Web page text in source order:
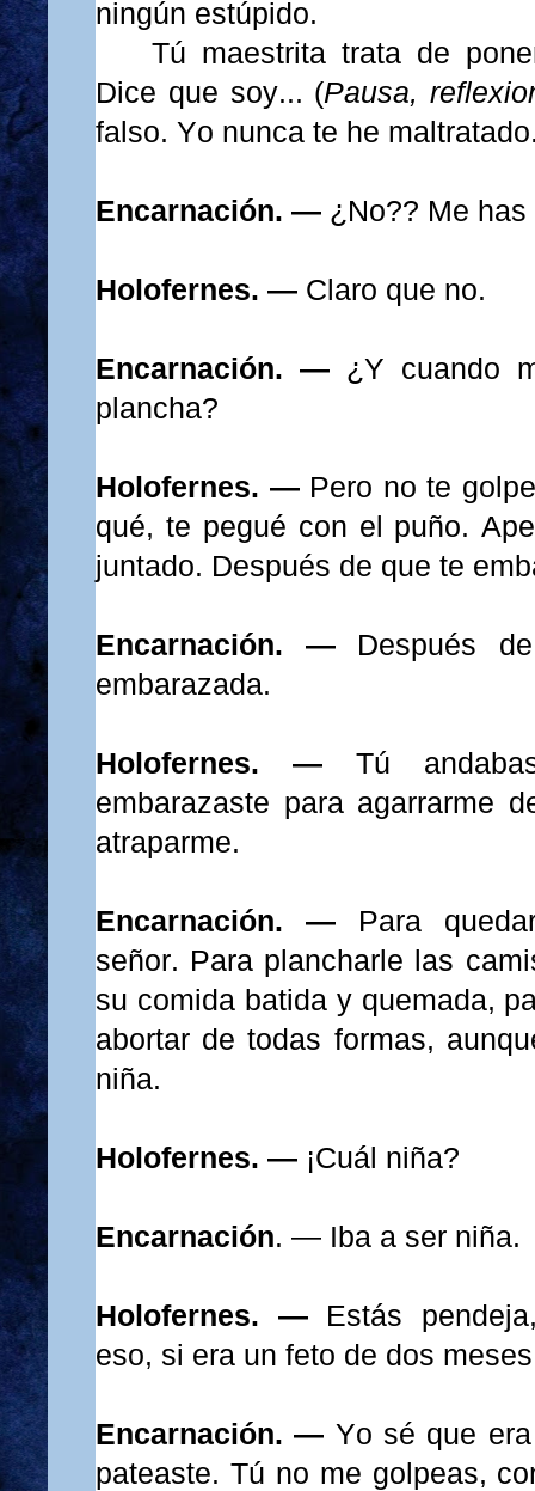
ningún estúpido.
Tú maestrita trata de
Dice que soy... (Pausa,
falso. Yo nunca te he
Encarnación. — ¿No?? Me
Holofernes. — Claro que no.
Encarnación. — ¿Y cuando
plancha?
Holofernes. — Pero no te
qué, te pegué con el puño.
juntado. Después de que te
Encarnación. — Después
embarazada.
Holofernes. — Tú
embarazaste para agarrarme
atraparme.
Encarnación. — Para
señor. Para plancharle las
su comida batida y quemada,
abortar de todas formas,
niña.
Holofernes. — ¡Cuál niña?
Encarnación. — Iba a ser niña.
Holofernes. — Estás
eso, si era un feto de dos
Encarnación. — Yo sé que
pateaste. Tú no me golpeas,